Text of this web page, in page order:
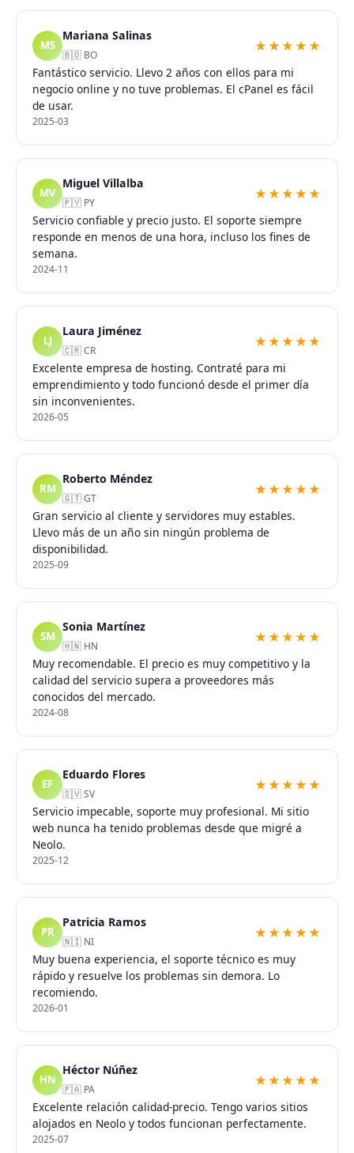
MS
Mariana Salinas
🇧🇴 BO
★★★★★
Fantástico servicio. Llevo 2 años con ellos para mi
negocio online y no tuve problemas. El cPanel es fácil
de usar.
2025-03
MV
Miguel Villalba
🇵🇾 PY
★★★★★
Servicio confiable y precio justo. El soporte siempre
responde en menos de una hora, incluso los fines de
semana.
2024-11
LJ
Laura Jiménez
🇨🇷 CR
★★★★★
Excelente empresa de hosting. Contraté para mi
emprendimiento y todo funcionó desde el primer día
sin inconvenientes.
2026-05
RM
Roberto Méndez
🇬🇹 GT
★★★★★
Gran servicio al cliente y servidores muy estables.
Llevo más de un año sin ningún problema de
disponibilidad.
2025-09
SM
Sonia Martínez
🇭🇳 HN
★★★★★
Muy recomendable. El precio es muy competitivo y la
calidad del servicio supera a proveedores más
conocidos del mercado.
2024-08
EF
Eduardo Flores
🇸🇻 SV
★★★★★
Servicio impecable, soporte muy profesional. Mi sitio
web nunca ha tenido problemas desde que migré a
Neolo.
2025-12
PR
Patricia Ramos
🇳🇮 NI
★★★★★
Muy buena experiencia, el soporte técnico es muy
rápido y resuelve los problemas sin demora. Lo
recomiendo.
2026-01
HN
Héctor Núñez
🇵🇦 PA
★★★★★
Excelente relación calidad-precio. Tengo varios sitios
alojados en Neolo y todos funcionan perfectamente.
2025-07